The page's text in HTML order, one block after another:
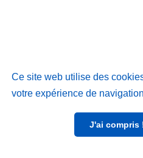
Ce site web utilise des
votre expérience de
J'ai compris